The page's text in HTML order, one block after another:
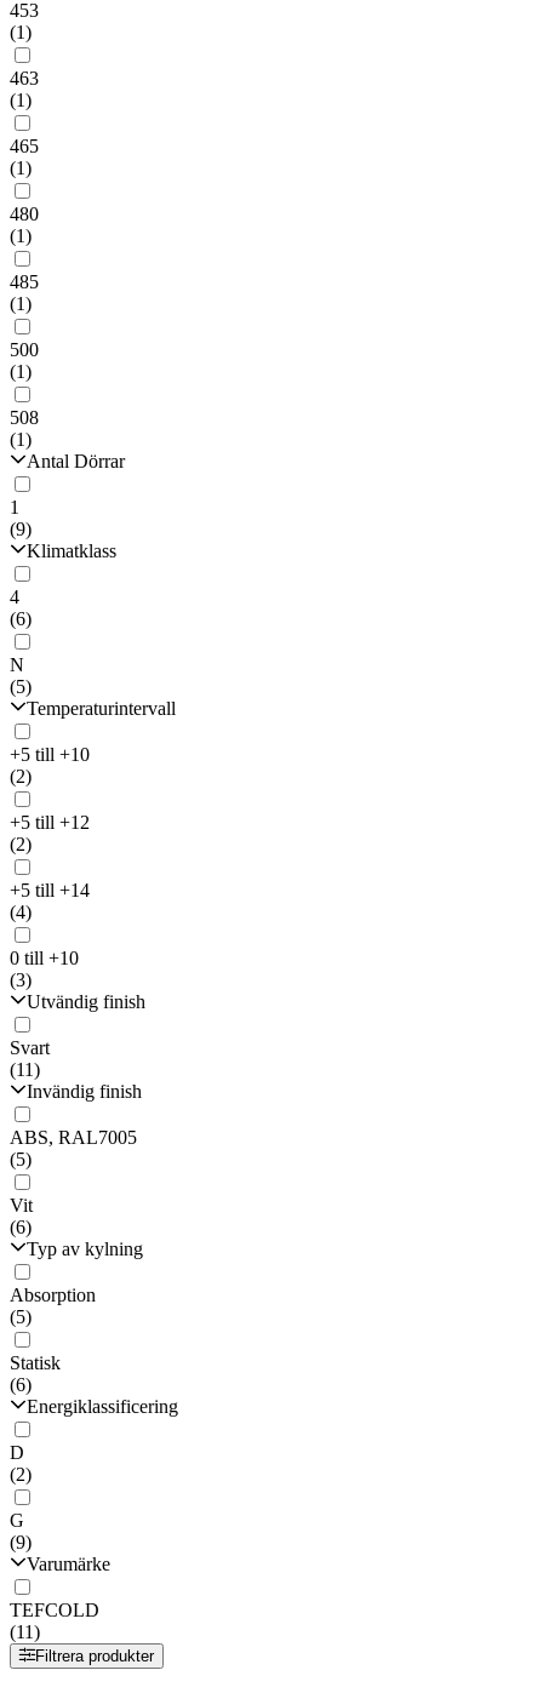
453
(1)
463
(1)
465
(1)
480
(1)
485
(1)
500
(1)
508
(1)
Antal Dörrar
1
(9)
Klimatklass
4
(6)
N
(5)
Temperaturintervall
+5 till +10
(2)
+5 till +12
(2)
+5 till +14
(4)
0 till +10
(3)
Utvändig finish
Svart
(11)
Invändig finish
ABS, RAL7005
(5)
Vit
(6)
Typ av kylning
Absorption
(5)
Statisk
(6)
Energiklassificering
D
(2)
G
(9)
Varumärke
TEFCOLD
(11)
Filtrera produkter